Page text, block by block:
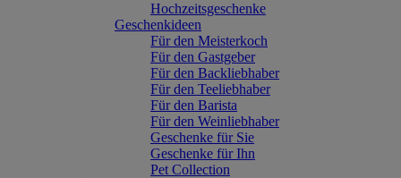
Hochzeitsgeschenke
Geschenkideen
Für den Meisterkoch
Für den Gastgeber
Für den Backliebhaber
Für den Teeliebhaber
Für den Barista
Für den Weinliebhaber
Geschenke für Sie
Geschenke für Ihn
Pet Collection